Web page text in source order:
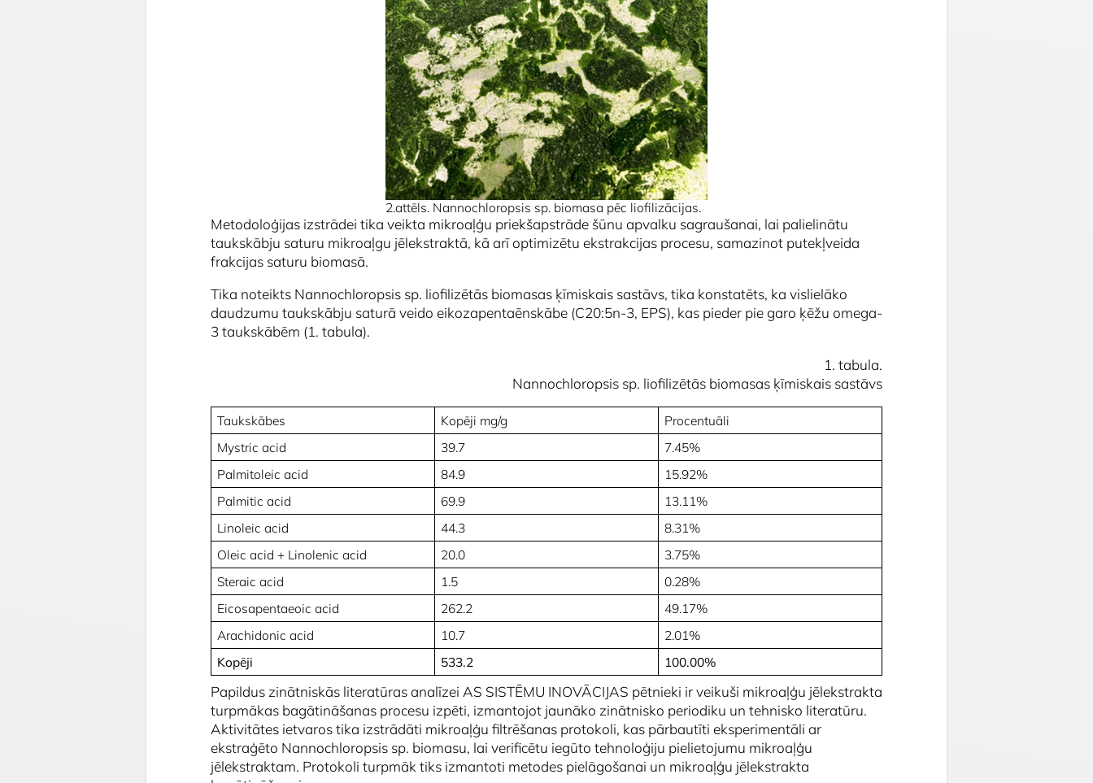
2.attēls. Nannochloropsis sp. biomasa pēc liofilizācijas.
Metodoloģijas izstrādei tika veikta mikroaļģu priekšapstrāde šūnu apvalku sagraušanai, lai palielinātu
taukskābju saturu mikroaļgu jēlekstraktā, kā arī optimizētu ekstrakcijas procesu, samazinot putekļveida
frakcijas saturu biomasā.
Tika noteikts Nannochloropsissp. liofilizētās biomasas ķīmiskais sastāvs, tika konstatēts, ka vislielāko
daudzumu taukskābju saturā veido eikozapentaēnskābe (C20:5n-3, EPS), kas pieder pie garo ķēžu omega-
3 taukskābēm (1. tabula).
1. tabula.
Nannochloropsis sp. liofilizētās biomasas ķīmiskais sastāvs
Taukskābes Kopēji mg/g
Procentuāli
Mystric acid
39.7
7.45%
Palmitoleic acid
84.9
15.92%
Palmitic acid
69.9
13.11%
Linoleic acid
44.3
8.31%
Oleic acid + Linolenic acid
20.0
3.75%
Steraic acid
1.5
0.28%
Eicosapentaeoic acid
262.2
49.17%
Arachidonic acid
10.7
2.01%
Kopēji
533.2 100.00%
Papildus zinātniskās literatūras analīzei AS SISTĒMU INOVĀCIJAS pētnieki ir veikuši mikroaļģu jēlekstrakta
turpmākas bagātināšanas procesu izpēti, izmantojot jaunāko zinātnisko periodiku un tehnisko literatūru.
Aktivitātes ietvaros tika izstrādāti mikroaļģu filtrēšanas protokoli, kas pārbautīti eksperimentāli ar
ekstraģēto Nannochloropsissp. biomasu, lai verificētu iegūto tehnoloģiju pielietojumu mikroaļģu
jēlekstraktam. Protokoli turpmāk tiks izmantoti metodes pielāgošanai un mikroaļģu jēlekstrakta